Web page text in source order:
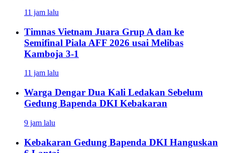
11 jam lalu
Timnas Vietnam Juara Grup A dan ke
Semifinal Piala AFF 2026 usai Melibas
Kamboja 3-1
11 jam lalu
Warga Dengar Dua Kali Ledakan Sebelum
Gedung Bapenda DKI Kebakaran
9 jam lalu
Kebakaran Gedung Bapenda DKI Hanguskan